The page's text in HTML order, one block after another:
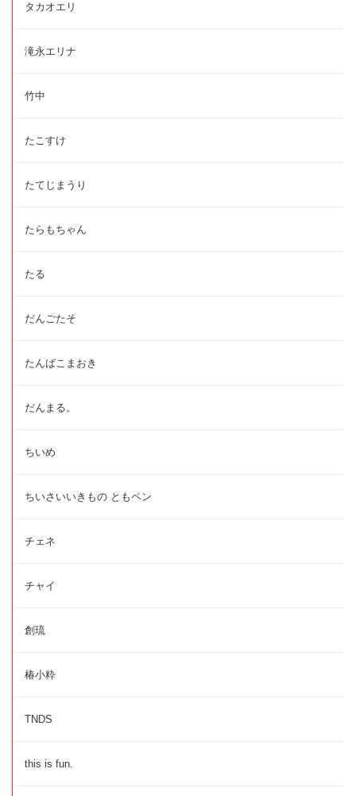
タカオエリ
滝永エリナ
竹中
たこすけ
たてじまうり
たらもちゃん
たる
だんごたそ
たんばこまおき
だんまる。
ちいめ
ちいさいいきもの ともペン
チェネ
チャイ
創琉
椿小粋
TNDS
this is fun.